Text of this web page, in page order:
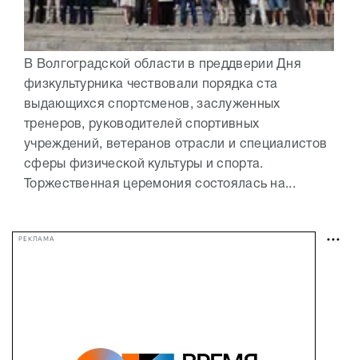
В Волгоградской области в преддверии Дня
физкультурника чествовали порядка ста
выдающихся спортсменов, заслуженных
тренеров, руководителей спортивных
учреждений, ветеранов отрасли и специалистов
сферы физической культуры и спорта.
Торжественная церемония состоялась на...
РЕКЛАМА